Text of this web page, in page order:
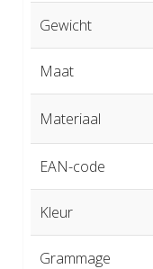
Gewicht
Maat
Materiaal
EAN-code
Kleur
Grammage